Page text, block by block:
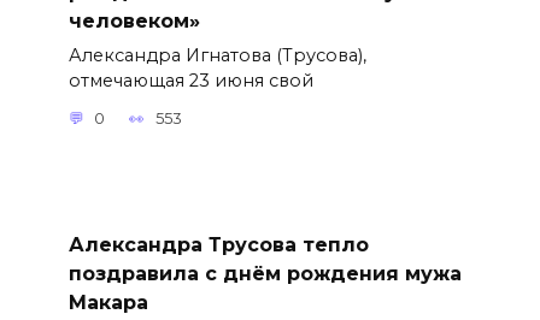
человеком»
Александра Игнатова (Трусова),
отмечающая 23 июня свой
0 553
Александра Трусова тепло
поздравила с днём рождения мужа
Макара